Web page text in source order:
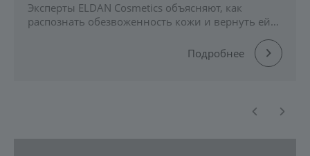
Эксперты ELDAN Cosmetics объясняют, как
распознать обезвоженность кожи и вернуть ей
Подробнее